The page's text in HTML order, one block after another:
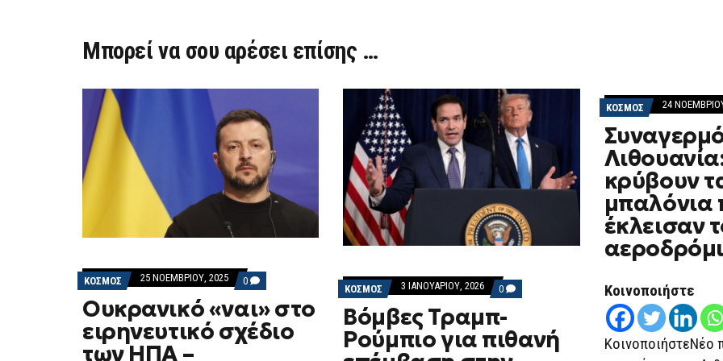
Μπορεί να σου αρέσει επίσης …
ΚΟΣΜΟΣ 25 ΝΟΕΜΒΡΊΟΥ, 2025 0 COMMENTS
ON
ΟΥΚΡΑΝΙΚΌ
«ΝΑΙ»
ΣΤΟ
ΕΙΡΗΝΕΥΤΙΚΌ
Ουκρανικό «ναι» στο
ειρηνευτικό σχέδιο
των ΗΠΑ –
ΚΟΣΜΟΣ 3 ΙΑΝΟΥΑΡΊΟΥ, 2026 0COMMENTS
ON
ΡΟΎΜΠΙΟ
ΓΙΑ
Βόμβες Τραμπ-
Ρούμπιο για πιθανή
ΚΟΣΜΟΣ 24
κρύβουν
μπαλόνια
έκλεισαν
Κοινοποιήστε
ΚοινοποιήστεΝέο